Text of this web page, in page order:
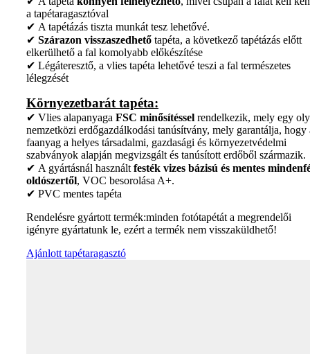
a tapétaragasztóval
✔ A tapétázás tiszta munkát tesz lehetővé.
✔ Szárazon visszaszedhető tapéta, a következő tapétázás előtt
elkerülhető a fal komolyabb előkészítése
✔ Légáteresztő, a vlies tapéta lehetővé teszi a fal természetes
lélegzését
Környezetbarát tapéta:
✔ Vlies alapanyaga FSC minősítéssel rendelkezik, mely egy
nemzetközi erdőgazdálkodási tanúsítvány, mely garantálja, hogy
faanyag a helyes társadalmi, gazdasági és környezetvédelmi
szabványok alapján megvizsgált és tanúsított erdőből származik.
✔ A gyártásnál használt festék vizes bázisú és mentes
oldószertől, VOC besorolása A+.
✔ PVC mentes tapéta
Rendelésre gyártott termék:minden fotótapétát a megrendelői
igényre gyártatunk le, ezért a termék nem visszaküldhető!
Ajánlott tapétaragasztó